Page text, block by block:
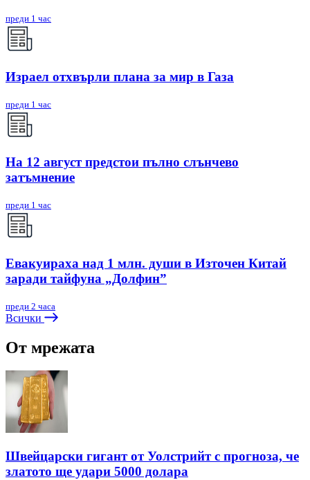
преди 1 час
Израел отхвърли плана за мир в Газа
преди 1 час
На 12 август предстои пълно слънчево
затъмнение
преди 1 час
Евакуираха над 1 млн. души в Източен Китай
заради тайфуна „Долфин”
преди 2 часа
Всички
От мрежата
Швейцарски гигант от Уолстрийт с прогноза, че
златото ще удари 5000 долара